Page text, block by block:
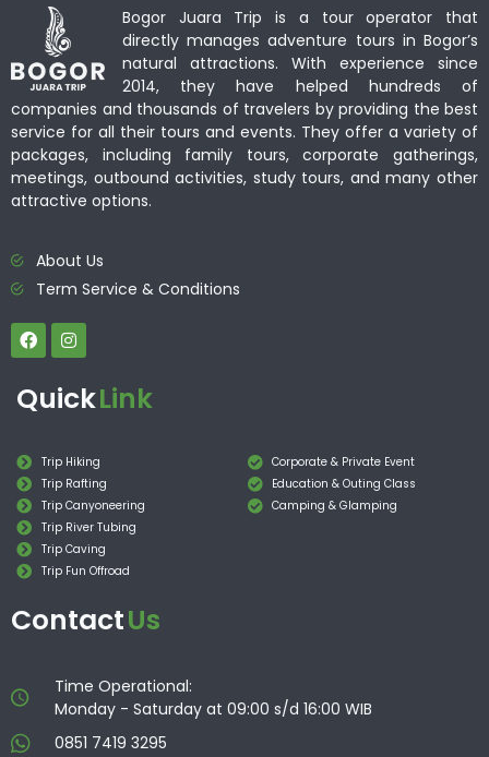
Bogor Juara Trip is a tour operator that
directly manages adventure tours in Bogor’s
natural attractions. With experience since
2014, they have helped hundreds of
companies and thousands of travelers by providing the best
service for all their tours and events. They offer a variety of
packages, including family tours, corporate gatherings,
meetings, outbound activities, study tours, and many other
attractive options.
About Us
Term Service & Conditions
QuickLink
Trip Hiking
Trip Rafting
Trip Canyoneering
Trip River Tubing
Trip Caving
Trip Fun Offroad
Corporate & Private Event
Education & Outing Class
Camping & Glamping
ContactUs
Time Operational:
Monday - Saturday at 09:00 s/d 16:00 WIB
0851 7419 3295